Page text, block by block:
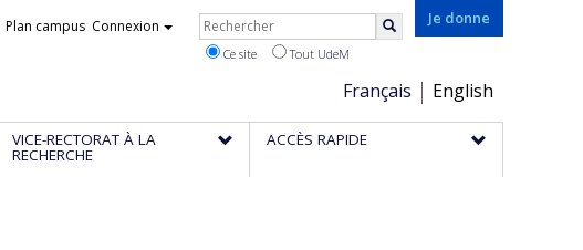
Je donne
Choix
de
la
Français English
Plan campus Connexion Rechercher
Ce site Tout UdeM
VICE-RECTORAT À LA
RECHERCHE
ACCÈS RAPIDE